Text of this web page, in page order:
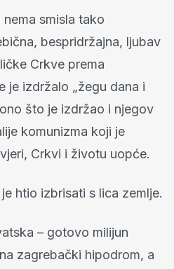
smisla tako
bespridržajna, ljubav
Crkve prema
je izdržalo „žegu dana i
što je izdržao i njegov
komunizma koji je
Crkvi i životu uopće.
htio izbrisati s lica zemlje.
– gotovo milijun
zagrebački hipodrom, a